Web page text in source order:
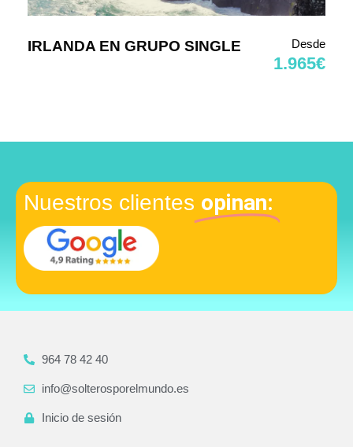
IRLANDA EN GRUPO SINGLE Desde
1.965€
Nuestros clientes opinan:
964 78 42 40
info@solterosporelmundo.es
Inicio de sesión